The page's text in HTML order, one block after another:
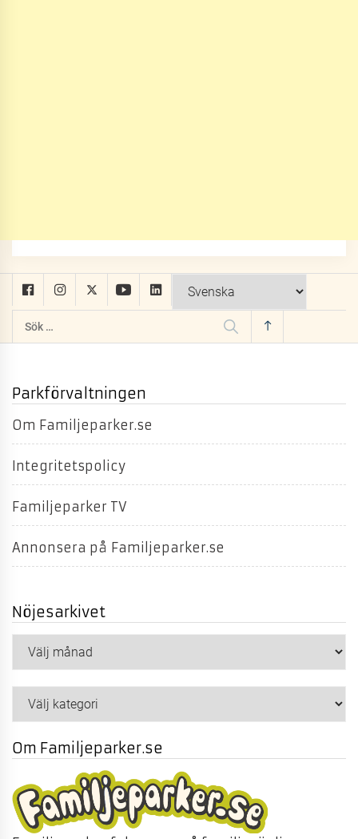
Sök
efter:
Parkförvaltningen
Om Familjeparker.se
Integritetspolicy
Familjeparker TV
Annonsera på Familjeparker.se
Nöjesarkivet
Nöjesarkivet
Kategorier
Om Familjeparker.se